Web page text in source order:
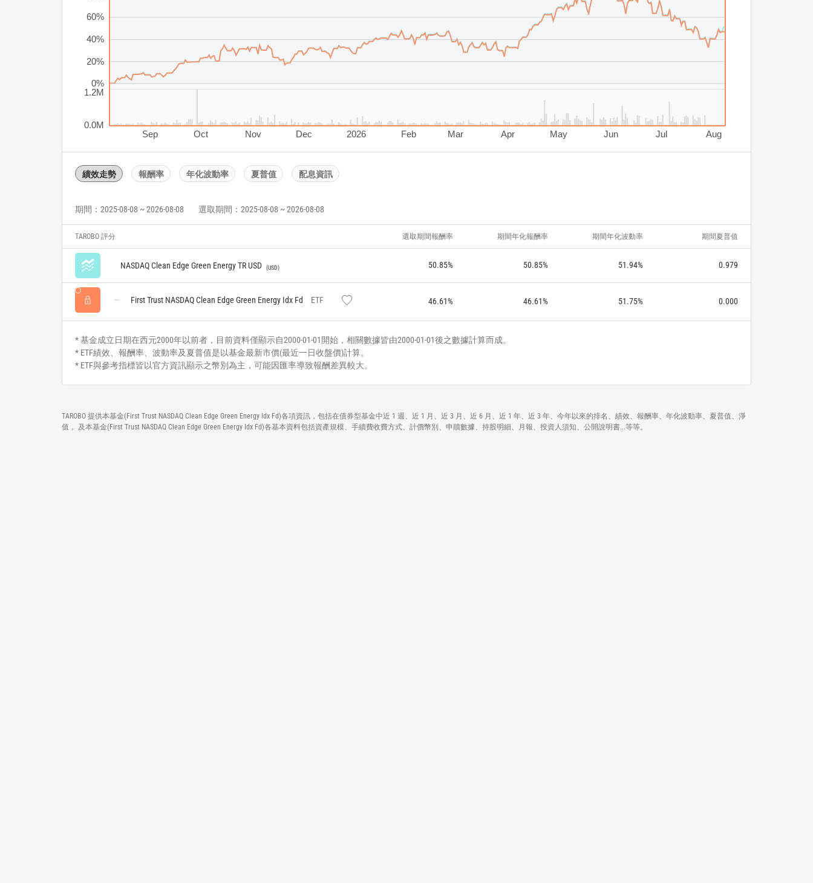
Sep Oct Nov Dec 2026 Feb Mar Apr May Jun Jul Aug
0.0M
1.2M
0%
20%
40%
60%
績效走勢 報酬率 年化波動率 夏普值 配息資訊
期間：2025-08-08 ~ 2026-08-08 選取期間：2025-08-08 ~ 2026-08-08
TAROBO 評分 選取期間報酬率 期間年化報酬率 期間年化波動率 期間夏普值
NASDAQ Clean Edge Green Energy TR USD USD 50.85% 50.85% 51.94% 0.979
First Trust NASDAQ Clean Edge Green Energy Idx Fd ETF 46.61% 46.61% 51.75% 0.000
* 基金成立日期在西元2000年以前者，目前資料僅顯示自2000-01-01開始，相關數據皆由2000-01-01後之數據計算而成。
* ETF績效、報酬率、波動率及夏普值是以基金最新市價(最近一日收盤價)計算。
* ETF與參考指標皆以官方資訊顯示之幣別為主，可能因匯率導致報酬差異較大。
TAROBO 提供本基金(First Trust NASDAQ Clean Edge Green Energy Idx Fd)各項資訊，包括在債券型基金中近 1 週、近 1 月、近 3 月、近 6 月、近 1 年、近 3 年、今年以來的排名、績效、報酬率、年化波動率、夏普值、淨
值， 及本基金(First Trust NASDAQ Clean Edge Green Energy Idx Fd)各基本資料包括資產規模、手續費收費方式、計價幣別、申贖數據、持股明細、月報、投資人須知、公開說明書...等等。